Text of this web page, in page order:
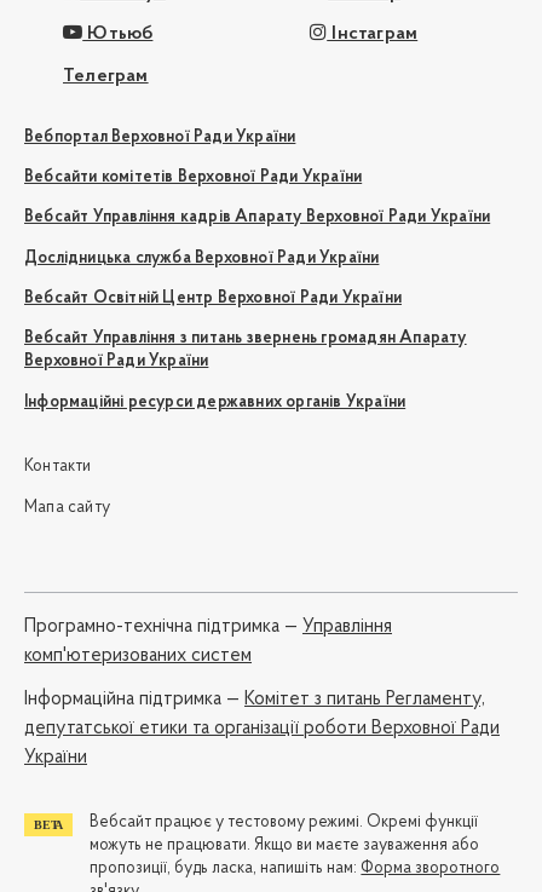
Ютьюб Інстаграм
Телеграм
Вебпортал Верховної Ради України
Вебсайти комітетів Верховної Ради України
Вебсайт Управління кадрів Апарату Верховної Ради України
Дослідницька служба Верховної Ради України
Вебсайт Освітній Центр Верховної Ради України
Вебсайт Управління з питань звернень громадян Апарату
Верховної Ради України
Інформаційні ресурси державних органів України
Контакти
Мапа сайту
Програмно-технічна підтримка — Управління
комп'ютеризованих систем
Iнформаційна підтримка — Комітет з питань Регламенту,
депутатської етики та організації роботи Верховної Ради
України
Вебсайт працює у тестовому режимі. Окремі функції
можуть не працювати. Якщо ви маєте зауваження або
пропозиції, будь ласка, напишіть нам: Форма зворотного